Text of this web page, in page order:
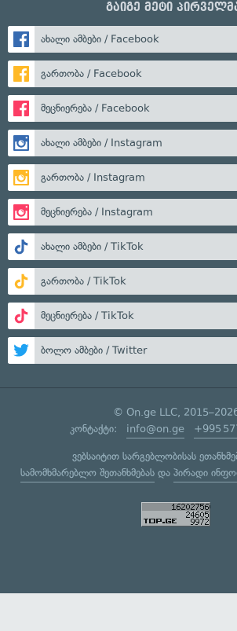
გაიგე მეტი
ახალი ამბები / Facebook
გართობა / Facebook
მეცნიერება / Facebook
ახალი ამბები / Instagram
გართობა / Instagram
მეცნიერება / Instagram
ახალი ამბები / TikTok
გართობა / TikTok
მეცნიერება / TikTok
ბოლო ამბები / Twitter
© On.ge LLC,
კონტაქტი: info@on.ge +995
ვებსაიტით სარგებლობისას
სამომხმარებლო შეთანხმებასდა პირადი